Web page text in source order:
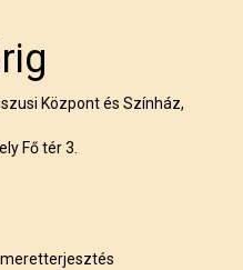
Központ és Színház,
Fő tér 3.